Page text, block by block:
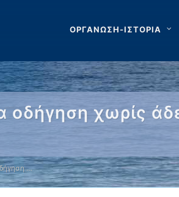
ΟΡΓΑΝΩΣΗ-ΙΣΤΟΡΙΑ
οδήγηση χωρίς
…